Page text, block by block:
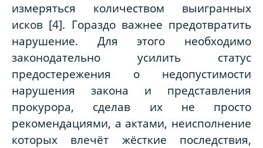
измеряться количеством выигранных
исков [4]. Гораздо важнее предотвратить
нарушение. Для этого необходимо
законодательно усилить статус
предостережения о недопустимости
нарушения закона и представления
прокурора, сделав их не просто
рекомендациями, а актами, неисполнение
которых влечёт жёсткие последствия,